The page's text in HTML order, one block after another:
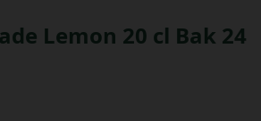
Lemon 20 cl Bak 24